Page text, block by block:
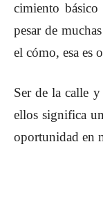
cimiento
pesar de
el cómo, esa es
Ser de la calle
ellos significa
oportunidad en